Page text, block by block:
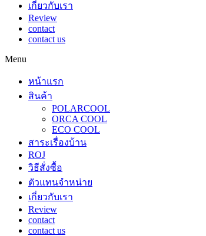
เกี่ยวกับเรา
Review
contact
contact us
Menu
หน้าแรก
สินค้า
POLARCOOL
ORCA COOL
ECO COOL
สาระเรื่องบ้าน
ROJ
วิธีสั่งซื้อ
ตัวแทนจำหน่าย
เกี่ยวกับเรา
Review
contact
contact us